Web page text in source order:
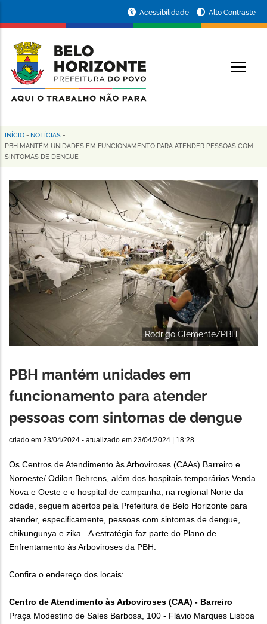
conteúdo
principal
da
Prefeitura
de
Horizonte
Acessibilidade Alto Contraste
Trilha
de
navegação
INÍCIO - NOTÍCIAS -
PBH MANTÉM UNIDADES EM FUNCIONAMENTO PARA ATENDER PESSOAS COM
SINTOMAS DE DENGUE
Rodrigo Clemente/PBH
PBH mantém unidades em
funcionamento para atender
pessoas com sintomas de dengue
criado em 23/04/2024 - atualizado em 23/04/2024 | 18:28
Os Centros de Atendimento às Arboviroses (CAAs) Barreiro e
Noroeste/ Odilon Behrens, além dos hospitais temporários Venda
Nova e Oeste e o hospital de campanha, na regional Norte da
cidade, seguem abertos pela Prefeitura de Belo Horizonte para
atender, especificamente, pessoas com sintomas de dengue,
chikungunya e zika. A estratégia faz parte do Plano de
Enfrentamento às Arboviroses da PBH.
Confira o endereço dos locais:
Centro de Atendimento às Arboviroses (CAA) - Barreiro
Praça Modestino de Sales Barbosa, 100 - Flávio Marques Lisboa